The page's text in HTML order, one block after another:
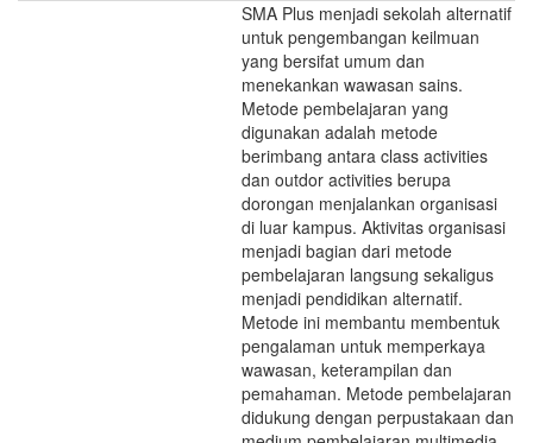
SMA Plus menjadi sekolah alternatif
untuk pengembangan keilmuan
yang bersifat umum dan
menekankan wawasan sains.
Metode pembelajaran yang
digunakan adalah metode
berimbang antara class activities
dan outdor activities berupa
dorongan menjalankan organisasi
di luar kampus. Aktivitas organisasi
menjadi bagian dari metode
pembelajaran langsung sekaligus
menjadi pendidikan alternatif.
Metode ini membantu membentuk
pengalaman untuk memperkaya
wawasan, keterampilan dan
pemahaman. Metode pembelajaran
didukung dengan perpustakaan dan